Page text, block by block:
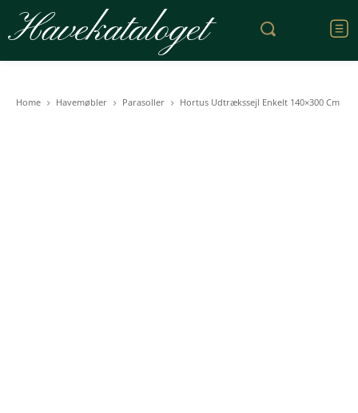
Havekataloget
Home Havemøbler Parasoller Hortus Udtrækssejl Enkelt 140×300 Cm